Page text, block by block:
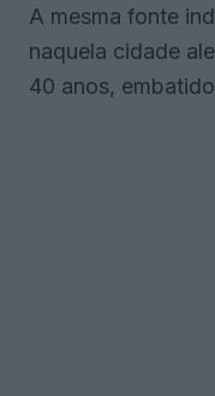
A mesma fonte
naquela cidade
40 anos,